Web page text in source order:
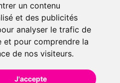
un contenu
et des publicités
analyser le trafic de
et pour comprendre la
de nos visiteurs.
J'accepte
d’Amiens vous souhaitent de
pharmaceutiques,
parapharmaceutiques, beauté et